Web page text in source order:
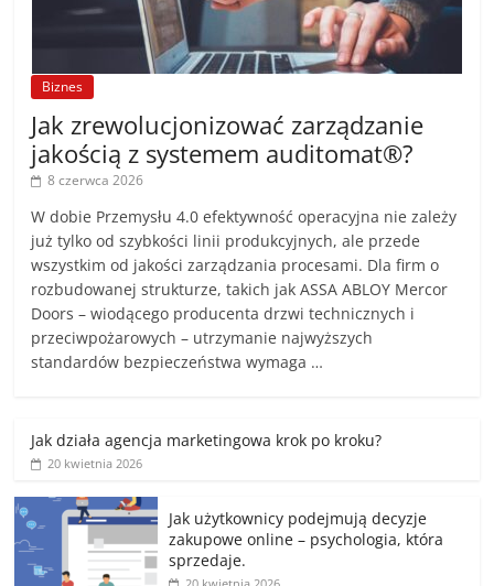
Biznes
Jak zrewolucjonizować zarządzanie
jakością z systemem auditomat®?
8 czerwca 2026
W dobie Przemysłu 4.0 efektywność operacyjna nie zależy
już tylko od szybkości linii produkcyjnych, ale przede
wszystkim od jakości zarządzania procesami. Dla firm o
rozbudowanej strukturze, takich jak ASSA ABLOY Mercor
Doors – wiodącego producenta drzwi technicznych i
przeciwpożarowych – utrzymanie najwyższych
standardów bezpieczeństwa wymaga …
Jak działa agencja marketingowa krok po kroku?
20 kwietnia 2026
Jak użytkownicy podejmują decyzje
zakupowe online – psychologia, która
sprzedaje.